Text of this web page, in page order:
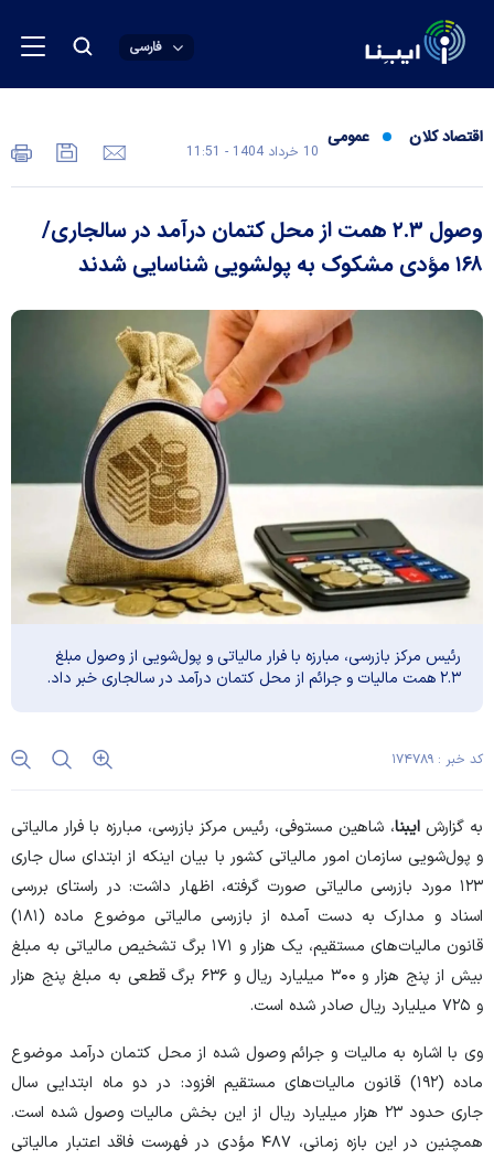
فارسی
اقتصاد کلان عمومی
10 خرداد 1404 - 11:51
وصول ۲.۳ همت از محل کتمان درآمد در سالجاری/
۱۶۸ مؤدی مشکوک به پولشویی شناسایی شدند
رئیس مرکز بازرسی، مبارزه با فرار مالیاتی و پول‌شویی از وصول مبلغ
۲.۳ همت مالیات و جرائم از محل کتمان درآمد در سالجاری خبر داد.
کد خبر : ۱۷۴۷۸۹
به گزارشایبنا، شاهین مستوفی، رئیس مرکز بازرسی، مبارزه با فرار مالیاتی
و پول‌شویی سازمان امور مالیاتی کشور با بیان اینکه از ابتدای سال جاری
۱۲۳ مورد بازرسی مالیاتی صورت گرفته، اظهار داشت: در راستای بررسی
اسناد و مدارک به دست آمده از بازرسی مالیاتی موضوع ماده (۱۸۱)
قانون مالیات‌های مستقیم، یک هزار و ۱۷۱ برگ تشخیص مالیاتی به مبلغ
بیش از پنج هزار و ۳۰۰ میلیارد ریال و ۶۳۶ برگ قطعی به مبلغ پنج هزار
و ۷۲۵ میلیارد ریال صادر شده است.
وی با اشاره به مالیات و جرائم وصول شده از محل کتمان درآمد موضوع
ماده (۱۹۲) قانون مالیات‌های مستقیم افزود: در دو ماه ابتدایی سال
جاری حدود ۲۳ هزار میلیارد ریال از این بخش مالیات وصول شده است.
همچنین در این بازه زمانی، ۴۸۷ مؤدی در فهرست فاقد اعتبار مالیاتی